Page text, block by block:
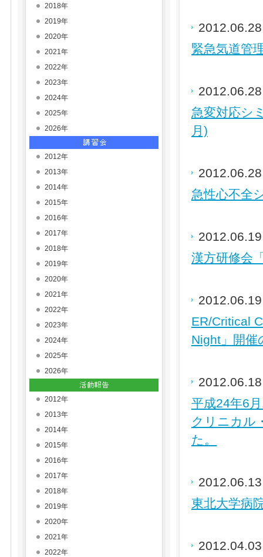
緊急気道管
急変対応シ
月)
急性心不全
漢方研修会
ER/Critical
Night」開催
平成24年6
クリニカル
た。
東北大学病
2018年
2019年
2020年
2021年
2022年
2023年
2024年
2025年
2026年
2012年
2013年
2014年
2015年
2016年
2017年
2018年
2019年
2020年
2021年
2022年
2023年
2024年
2025年
2026年
2012年
2013年
2014年
2015年
2016年
2017年
2018年
2019年
2020年
2021年
2022年